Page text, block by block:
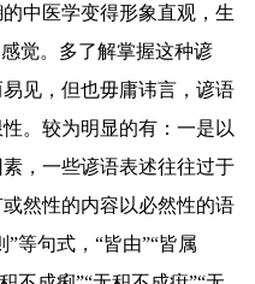
中医学变得形象直观，生
觉。多了解掌握这种谚
见，但也毋庸讳言，谚语
。较为明显的有：一是以
，一些谚语表述往往过于
然性的内容以必然性的语
句式，“皆由”“皆属